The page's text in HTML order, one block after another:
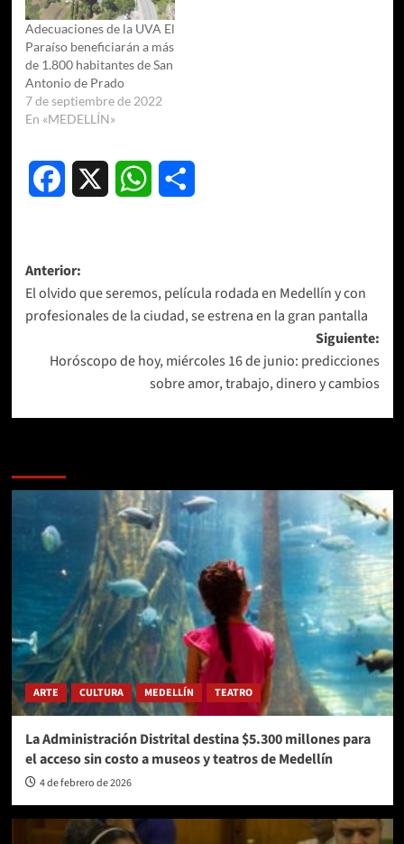
Adecuaciones de la UVA El
Paraíso beneficiarán a más
de 1.800 habitantes de San
Antonio de Prado
7 de septiembre de 2022
En «MEDELLÍN»
Facebook WhatsApp
Navegación
de
entradas
Anterior:
El olvido que seremos, película rodada en Medellín y con
profesionales de la ciudad, se estrena en la gran pantalla
Siguiente:
Horóscopo de hoy, miércoles 16 de junio: predicciones
sobre amor, trabajo, dinero y cambios
ARTE CULTURA MEDELLÍN TEATRO
La Administración Distrital destina $5.300 millones para
el acceso sin costo a museos y teatros de Medellín
4 de febrero de 2026